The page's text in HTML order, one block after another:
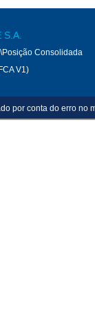
Consolidada
V1)
por conta do erro no